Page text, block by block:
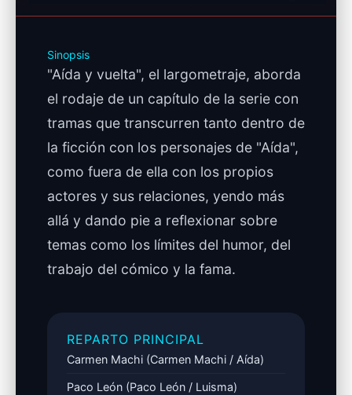
Sinopsis
"Aída y vuelta", el largometraje, aborda
el rodaje de un capítulo de la serie con
tramas que transcurren tanto dentro de
la ficción con los personajes de "Aída",
como fuera de ella con los propios
actores y sus relaciones, yendo más
allá y dando pie a reflexionar sobre
temas como los límites del humor, del
trabajo del cómico y la fama.
REPARTO PRINCIPAL
Carmen Machi (Carmen Machi / Aída)
Paco León (Paco León / Luisma)